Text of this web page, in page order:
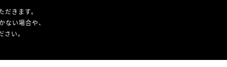
きます。
い場合や、
い。